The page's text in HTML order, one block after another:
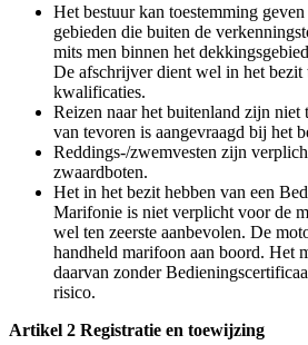
Het bestuur kan toestemming
gebieden die buiten de
mits men binnen het
De afschrijver dient wel in het bezit
kwalificaties.
Reizen naar het buitenland zijn niet
van tevoren is aangevraagd bij het
Reddings-/zwemvesten zijn
zwaardboten.
Het in het bezit hebben van een
Marifonie is niet verplicht voor de
wel ten zeerste aanbevolen. De
handheld marifoon aan boord. Het
daarvan zonder
risico.
Artikel 2 Registratie en toewijzing